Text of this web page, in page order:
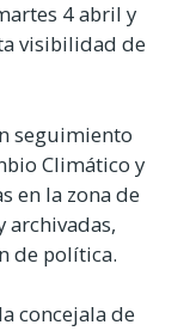
4 abril y
visibilidad de
seguimiento
Climático y
en la zona de
archivadas,
de política.
concejala de